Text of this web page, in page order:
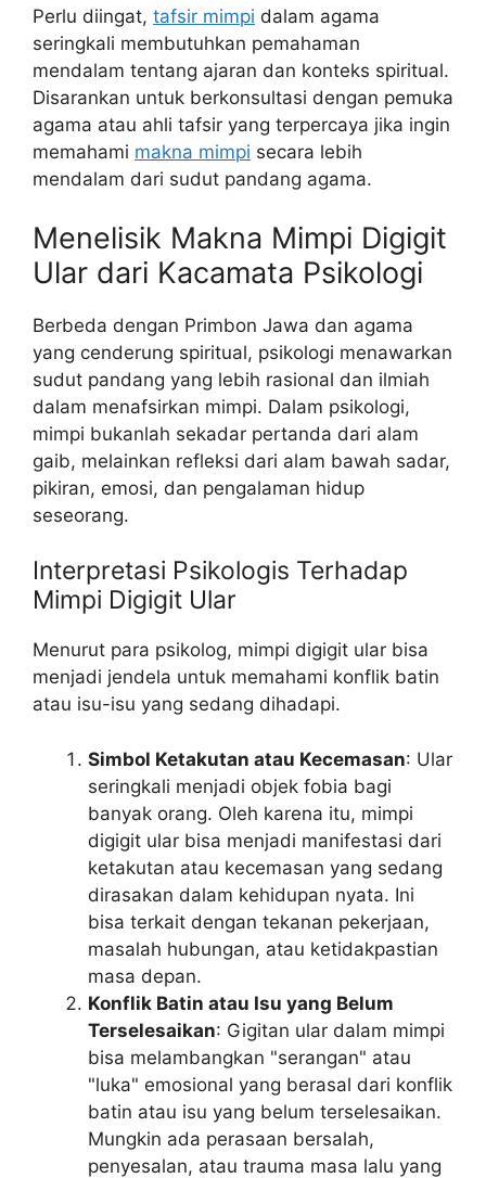
Perlu diingat, tafsir mimpi dalam agama
seringkali membutuhkan pemahaman
mendalam tentang ajaran dan konteks spiritual.
Disarankan untuk berkonsultasi dengan pemuka
agama atau ahli tafsir yang terpercaya jika ingin
memahami makna mimpi secara lebih
mendalam dari sudut pandang agama.
Menelisik Makna Mimpi Digigit
Ular dari Kacamata Psikologi
Berbeda dengan Primbon Jawa dan agama
yang cenderung spiritual, psikologi menawarkan
sudut pandang yang lebih rasional dan ilmiah
dalam menafsirkan mimpi. Dalam psikologi,
mimpi bukanlah sekadar pertanda dari alam
gaib, melainkan refleksi dari alam bawah sadar,
pikiran, emosi, dan pengalaman hidup
seseorang.
Interpretasi Psikologis Terhadap
Mimpi Digigit Ular
Menurut para psikolog, mimpi digigit ular bisa
menjadi jendela untuk memahami konflik batin
atau isu-isu yang sedang dihadapi.
Simbol Ketakutan atau Kecemasan: Ular
seringkali menjadi objek fobia bagi
banyak orang. Oleh karena itu, mimpi
digigit ular bisa menjadi manifestasi dari
ketakutan atau kecemasan yang sedang
dirasakan dalam kehidupan nyata. Ini
bisa terkait dengan tekanan pekerjaan,
masalah hubungan, atau ketidakpastian
masa depan.
Konflik Batin atau Isu yang Belum
Terselesaikan: Gigitan ular dalam mimpi
bisa melambangkan "serangan" atau
"luka" emosional yang berasal dari konflik
batin atau isu yang belum terselesaikan.
Mungkin ada perasaan bersalah,
penyesalan, atau trauma masa lalu yang